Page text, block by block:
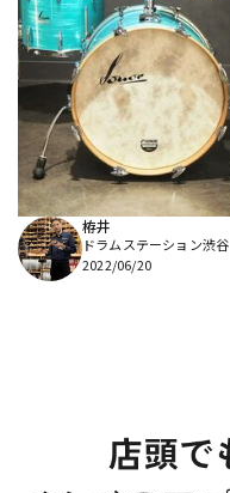
栫井
ドラムステーション渋谷
2022/06/20